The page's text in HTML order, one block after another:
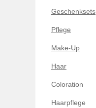
Geschenksets
Pflege
Make-Up
Haar
Coloration
Haarpflege